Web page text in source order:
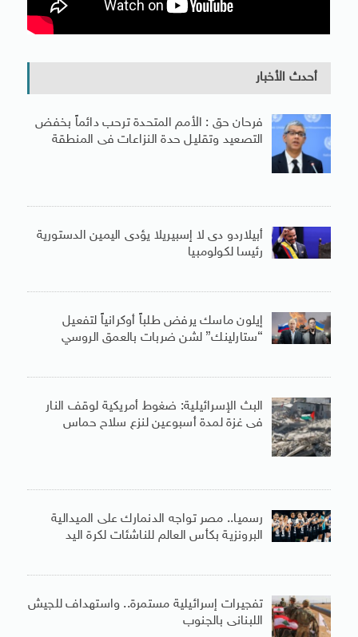
أحدث الأخبار
فرحان حق : الأمم المتحدة ترحب دائماً بخفض
التصعيد وتقليل حدة النزاعات فى المنطقة
أبيلاردو دى لا إسبيريلا يؤدى اليمين الدستورية
رئيسا لكولومبيا
إيلون ماسك يرفض طلباً أوكرانياً لتفعيل
“ستارلينك” لشن ضربات بالعمق الروسي
البث الإسرائيلية: ضغوط أمريكية لوقف النار
فى غزة لمدة أسبوعين لنزع سلاح حماس
رسميا.. مصر تواجه الدنمارك على الميدالية
البرونزية بكأس العالم للناشئات لكرة اليد
تفجيرات إسرائيلية مستمرة.. واستهداف للجيش
اللبنانى بالجنوب